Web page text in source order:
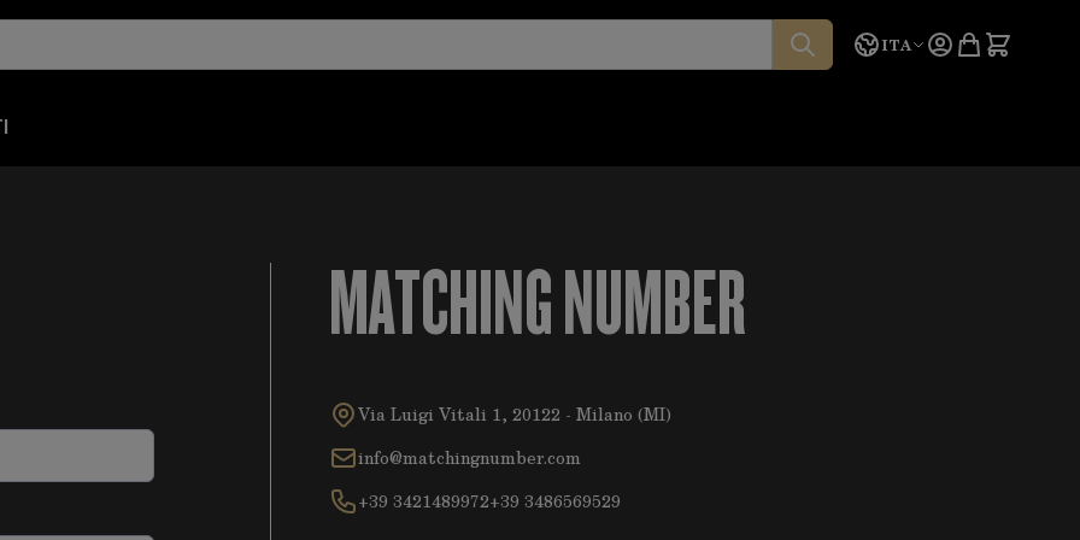
Lingua
ITA Preventivo
MATCHING NUMBER
Via Luigi Vitali 1, 20122 - Milano (MI)
info@matchingnumber.com
+39 3421489972+39 3486569529